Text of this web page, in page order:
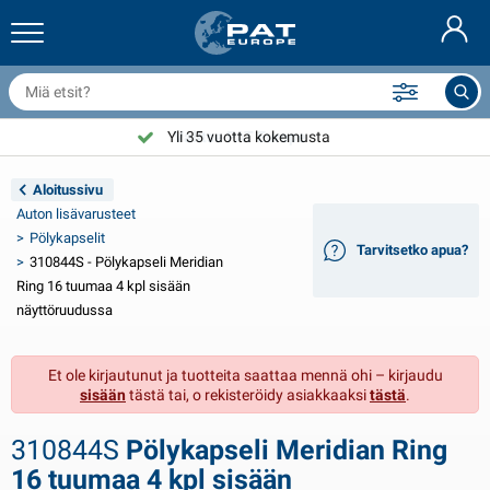
verkot & lisävarusteet
sähkölaitteet
valot
valot Aspöck
LED-valot
sisustus
& uusiutuvat energialähteet
& 24V lisävarusteet
työkalut
& ausuntoauton ulkopuoli
& ausuntoauton sisäinen
kaasu
ja sakkelit
urheilu
ja huolto
lisävarusteet
lisävarusteet
tuotteita
Nederlands
Deutsch
English
Français
Svenska
Norsk
Dansk
Valitse PAT Europe
Yli 35 vuotta kokemusta
Aloitussivu
Auton lisävarusteet
Pölykapselit
310844S - Pölykapseli Meridian
Ring 16 tuumaa 4 kpl sisään
näyttöruudussa
Tarvitsetko apua?
Et ole kirjautunut ja tuotteita saattaa mennä ohi – kirjaudu
sisään tästä tai, o rekisteröidy asiakkaaksitästä.
310844S Pölykapseli Meridian Ring
16 tuumaa 4 kpl sisään